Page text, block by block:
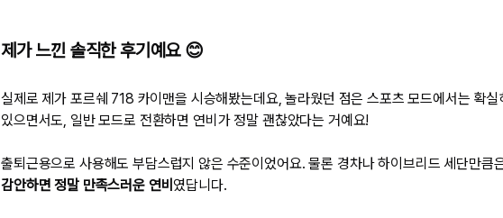
제가 느낀 솔직한 후기예요 😊
실제로 제가 포르쉐 718 카이맨을 시승해봤는데요, 놀라웠던 점은 스포츠 모드에서는 확
있으면서도, 일반 모드로 전환하면 연비가 정말 괜찮았다는 거예요!
출퇴근용으로 사용해도 부담스럽지 않은 수준이었어요. 물론 경차나 하이브리드 세단만큼
감안하면 정말 만족스러운 연비였답니다.